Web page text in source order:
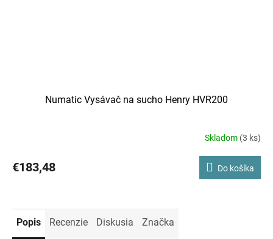
Numatic Vysávač na sucho Henry HVR200
Skladom (3 ks)
€183,48 Do košíka
Popis Recenzie Diskusia Značka